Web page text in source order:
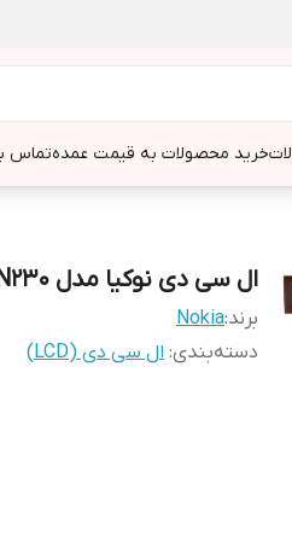
خرید محصولات به قیمت عمدهتماس
ال سی دی نوکیا مدل LCD NOKIA N225 / N230
برند:Nokia
دسته‌بندی: ال سی دی (LCD)